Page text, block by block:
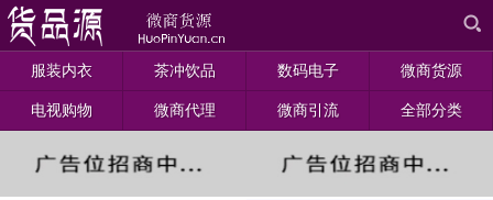
服装内衣 茶冲饮品 数码电子 微商货源
电视购物 微商代理 微商引流 全部分类